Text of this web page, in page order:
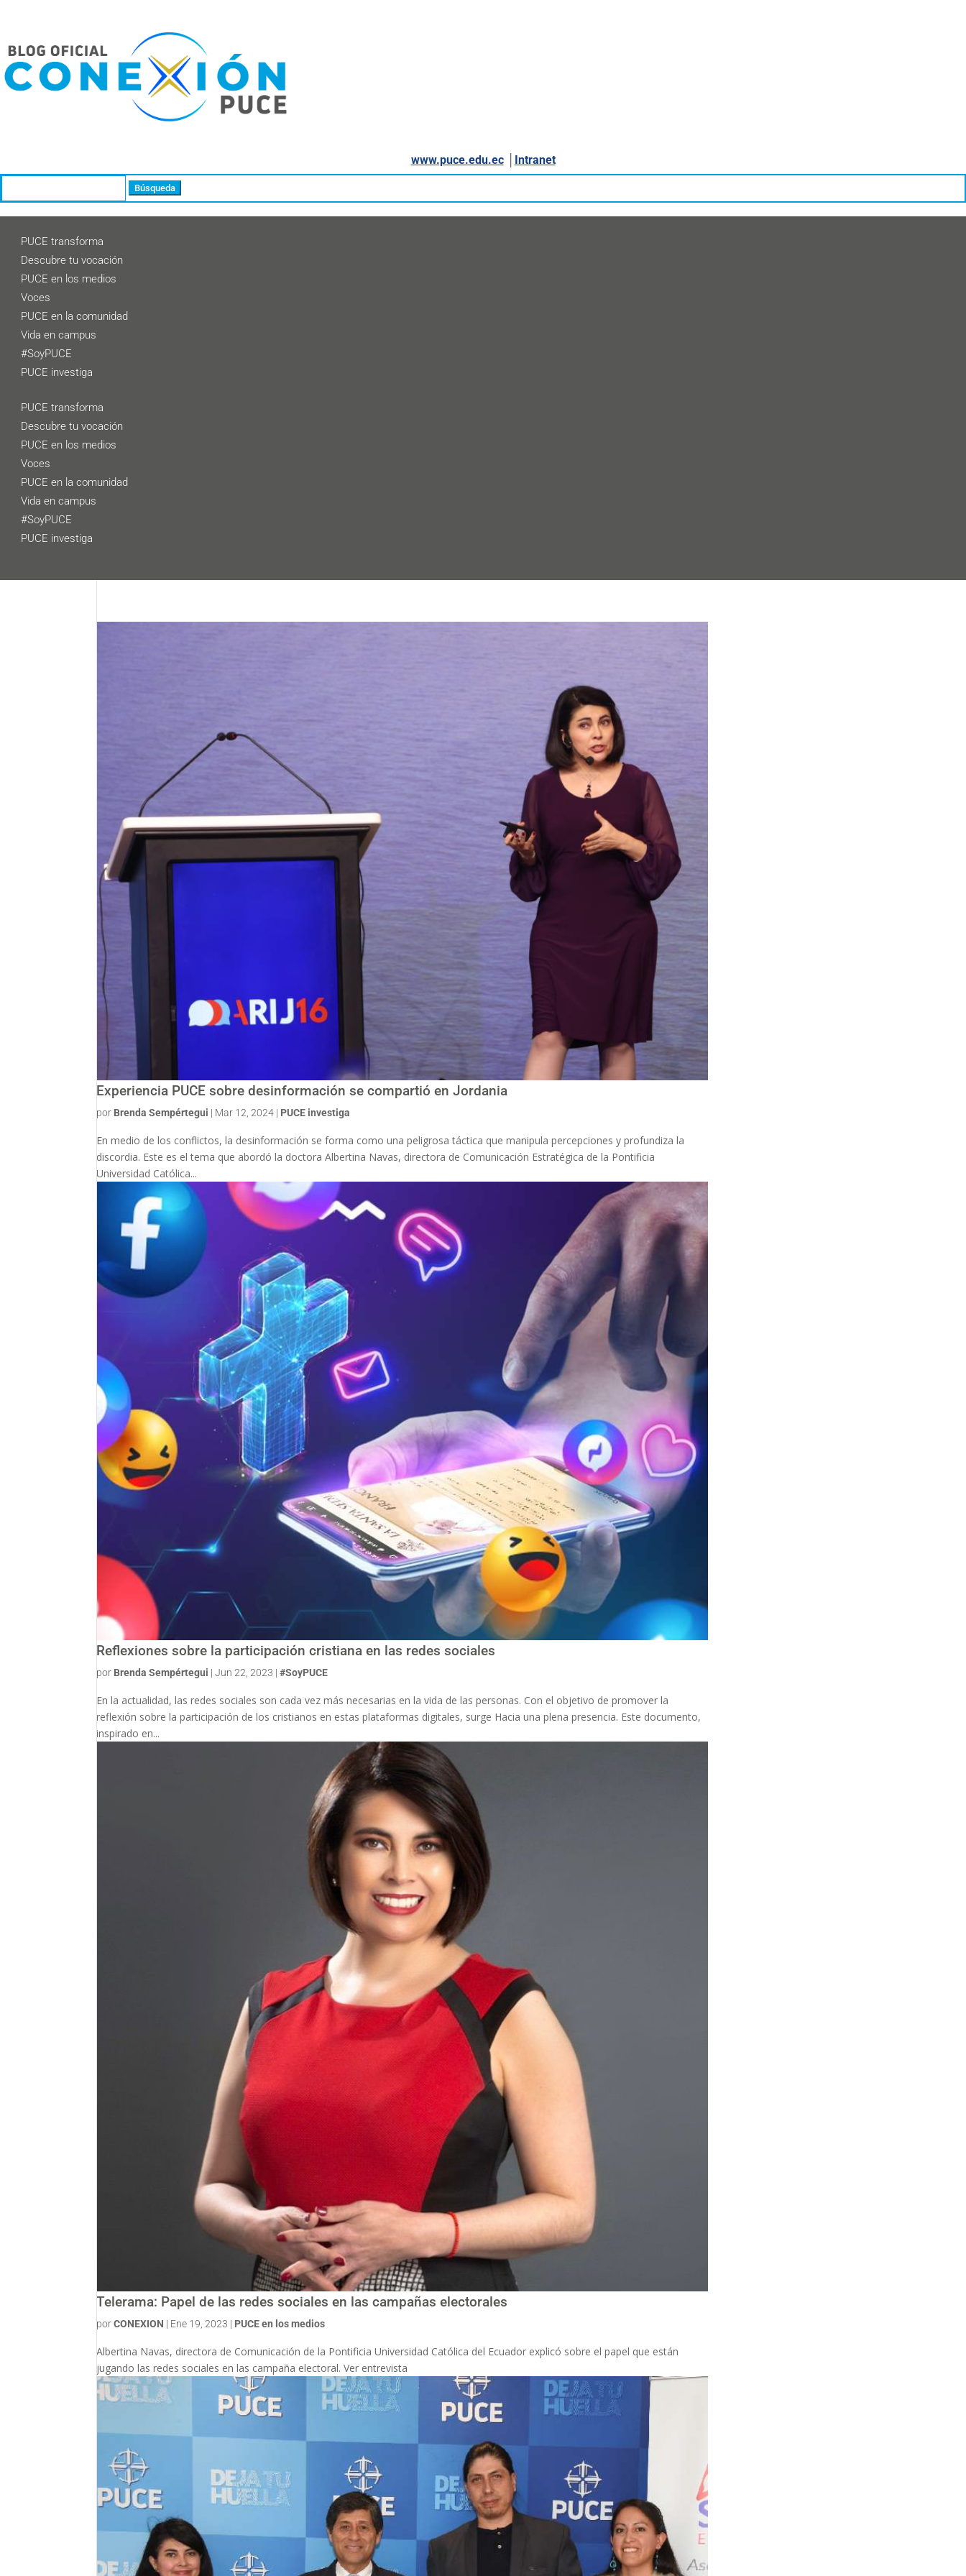
www.puce.edu.ec│ Intranet
PUCE transforma
Descubre tu vocación
PUCE en los medios
Voces
PUCE en la comunidad
Vida en campus
#SoyPUCE
PUCE investiga
PUCE transforma
Descubre tu vocación
PUCE en los medios
Voces
PUCE en la comunidad
Vida en campus
#SoyPUCE
PUCE investiga
Experiencia PUCE sobre desinformación se compartió en Jordania
por Brenda Sempértegui | Mar 12, 2024 | PUCE investiga
En medio de los conflictos, la desinformación se forma como una peligrosa táctica que manipula percepciones y profundiza la
discordia. Este es el tema que abordó la doctora Albertina Navas, directora de Comunicación Estratégica de la Pontificia
Universidad Católica...
Reflexiones sobre la participación cristiana en las redes sociales
por Brenda Sempértegui |Jun 22, 2023 |#SoyPUCE
En la actualidad, las redes sociales son cada vez más necesarias en la vida de las personas. Con el objetivo de promover la
reflexión sobre la participación de los cristianos en estas plataformas digitales, surge Hacia una plena presencia. Este documento,
inspirado en...
Telerama: Papel de las redes sociales en las campañas electorales
porCONEXION | Ene 19, 2023 | PUCE en los medios
Albertina Navas, directora de Comunicación de la Pontificia Universidad Católica del Ecuador explicó sobre el papel que están
jugando las redes sociales en las campaña electoral. Ver entrevista